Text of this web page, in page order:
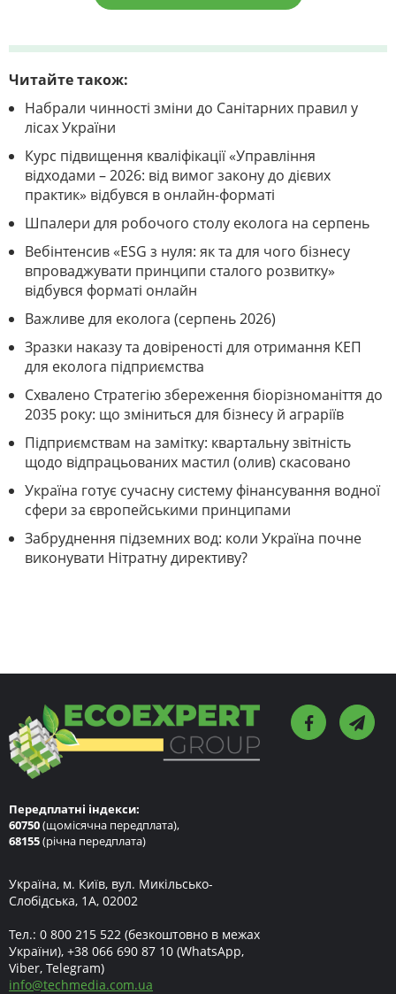
Читайте також:
Набрали чинності зміни до Санітарних правил у
лісах України
Курс підвищення кваліфікації «Управління
відходами – 2026: від вимог закону до дієвих
практик» відбувся в онлайн-форматі
Шпалери для робочого столу еколога на серпень
Вебінтенсив «ESG з нуля: як та для чого бізнесу
впроваджувати принципи сталого розвитку»
відбувся форматі онлайн
Важливе для еколога (серпень 2026)
Зразки наказу та довіреності для отримання КЕП
для еколога підприємства
Схвалено Стратегію збереження біорізноманіття до
2035 року: що зміниться для бізнесу й аграріїв
Підприємствам на замітку: квартальну звітність
щодо відпрацьованих мастил (олив) скасовано
Україна готує сучасну систему фінансування водної
сфери за європейськими принципами
Забруднення підземних вод: коли Україна почне
виконувати Нітратну директиву?
Передплатні індекси:
60750(щомісячна передплата),
68155(річна передплата)
Україна, м. Київ, вул. Микільсько-
Слобідська, 1А, 02002
Тел.: 0 800 215 522 (безкоштовно в межах
України), +38 066 690 87 10 (WhatsApp,
Viber, Telegram)
info@techmedia.com.ua